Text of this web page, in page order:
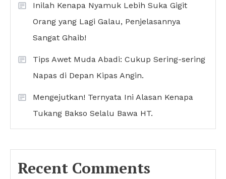
Inilah Kenapa Nyamuk Lebih Suka Gigit
Orang yang Lagi Galau, Penjelasannya
Sangat Ghaib!
Tips Awet Muda Abadi: Cukup Sering-sering
Napas di Depan Kipas Angin.
Mengejutkan! Ternyata Ini Alasan Kenapa
Tukang Bakso Selalu Bawa HT.
Recent Comments